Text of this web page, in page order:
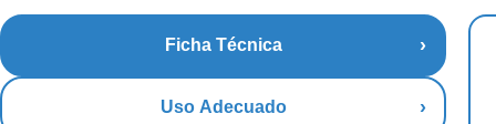
Ficha Técnica
Uso Adecuado